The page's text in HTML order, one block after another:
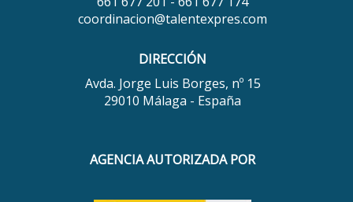
coordinacion@talentexpres.com
DIRECCIÓN
Avda. Jorge Luis Borges, nº 15
29010 Málaga - España
AGENCIA AUTORIZADA POR